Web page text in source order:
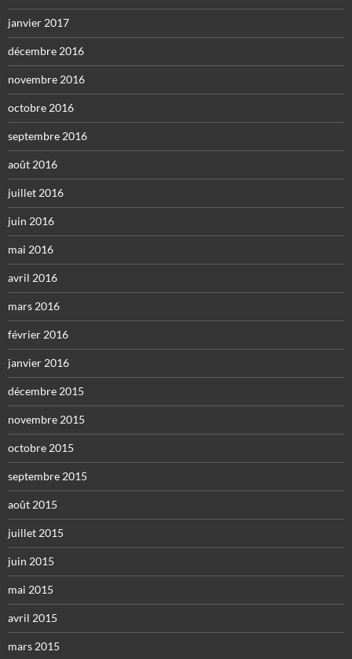
janvier 2017
décembre 2016
novembre 2016
octobre 2016
septembre 2016
août 2016
juillet 2016
juin 2016
mai 2016
avril 2016
mars 2016
février 2016
janvier 2016
décembre 2015
novembre 2015
octobre 2015
septembre 2015
août 2015
juillet 2015
juin 2015
mai 2015
avril 2015
mars 2015